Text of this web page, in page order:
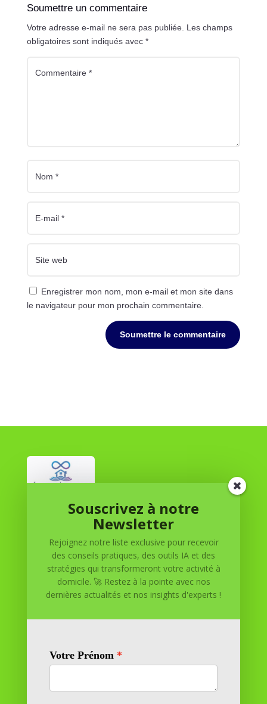
Soumettre un commentaire
Votre adresse e-mail ne sera pas publiée. Les champs
obligatoires sont indiqués avec *
Enregistrer mon nom, mon e-mail et mon site dans
le navigateur pour mon prochain commentaire.
Soumettre le commentaire
Réussite à Domicile
Réussite à Domicile est votre partenaire de confiance
pour atteindre vos objectifs depuis le confort de votre
maison. Nous offrons des solutions personnalisées pour
vous aider à réussir.
11 rue Richelieu
Souscrivez à notre
Newsletter
Rejoignez notre liste exclusive pour recevoir
des conseils pratiques, des outils IA et des
stratégies qui transformeront votre activité à
domicile. 🚀 Restez à la pointe avec nos
dernières actualités et nos insights d'experts !